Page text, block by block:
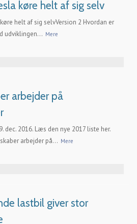
køre helt af sig selv
helt af sig selvVersion 2 Hvordan er
udviklingen... Mere
arbejder på
dec. 2016. Læs den nye 2017 liste her.
arbejder på... Mere
lastbil giver stor